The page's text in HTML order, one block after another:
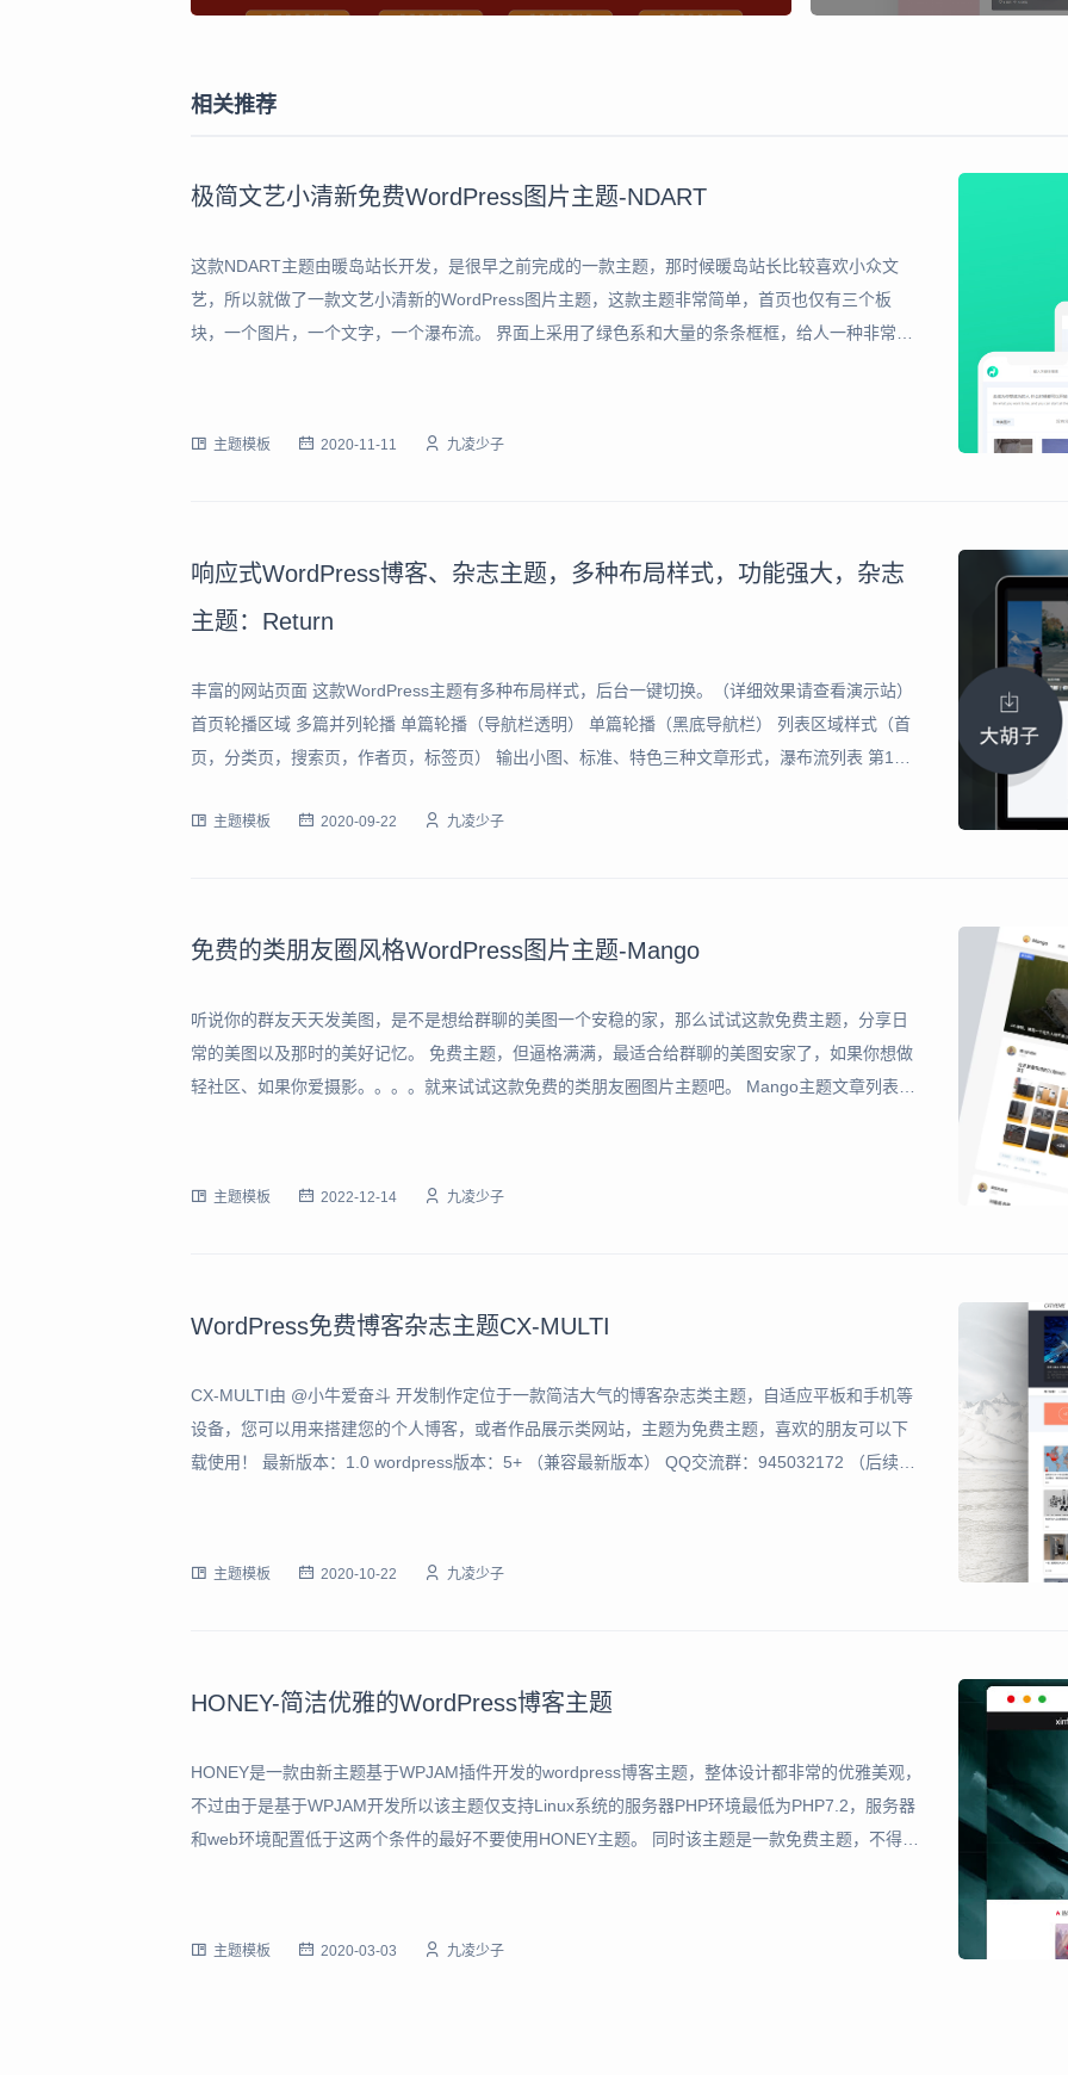
相关推荐
极简文艺小清新免费WordPress图片主题-NDART
这款NDART主题由暖岛站长开发，是很早之前完成的一款主题，那时候暖岛站长比较喜欢小众文
艺，所以就做了一款文艺小清新的WordPress图片主题，这款主题非常简单，首页也仅有三个板
块，一个图片，一个文字，一个瀑布流。 界面上采用了绿色系和大量的条条框框，给人一种非常清
主题模板 2020-11-11 九凌少子
响应式WordPress博客、杂志主题，多种布局样式，功能强大，杂志
主题：Return
丰富的网站页面 这款WordPress主题有多种布局样式，后台一键切换。（详细效果请查看演示站）
首页轮播区域 多篇并列轮播 单篇轮播（导航栏透明） 单篇轮播（黑底导航栏） 列表区域样式（首
页，分类页，搜索页，作者页，标签页） 输出小图、标准、特色三种文章形式，瀑布流列表 第1和7
（单一样式） 完美的多终端适
主题模板 2020-09-22 九凌少子
免费的类朋友圈风格WordPress图片主题-Mango
听说你的群友天天发美图，是不是想给群聊的美图一个安稳的家，那么试试这款免费主题，分享日
常的美图以及那时的美好记忆。 免费主题，但逼格满满，最适合给群聊的美图安家了，如果你想做
轻社区、如果你爱摄影。。。。就来试试这款免费的类朋友圈图片主题吧。 Mango主题文章列表使
主题模板 2022-12-14 九凌少子
WordPress免费博客杂志主题CX-MULTI
CX-MULTI由 @小牛爱奋斗 开发制作定位于一款简洁大气的博客杂志类主题，自适应平板和手机等
设备，您可以用来搭建您的个人博客，或者作品展示类网站，主题为免费主题，喜欢的朋友可以下
载使用！ 最新版本：1.0 wordpress版本：5+ （兼容最新版本） QQ交流群：945032172 （后续更
主题模板 2020-10-22 九凌少子
HONEY-简洁优雅的WordPress博客主题
HONEY是一款由新主题基于WPJAM插件开发的wordpress博客主题，整体设计都非常的优雅美观，
不过由于是基于WPJAM开发所以该主题仅支持Linux系统的服务器PHP环境最低为PHP7.2，服务器
和web环境配置低于这两个条件的最好不要使用HONEY主题。 同时该主题是一款免费主题，不得不
主题模板 2020-03-03 九凌少子